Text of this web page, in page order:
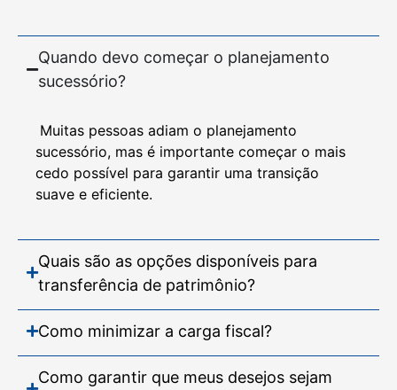
Quando devo começar o planejamento
sucessório?
Muitas pessoas adiam o planejamento
sucessório, mas é importante começar o mais
cedo possível para garantir uma transição
suave e eficiente.
Quais são as opções disponíveis para
transferência de patrimônio?
Como minimizar a carga fiscal?
Como garantir que meus desejos sejam